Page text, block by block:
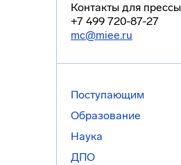
Контакты для прессы
+7 499 720-87-27
mc@miee.ru
Поступающим
Образование
Наука
ДПО